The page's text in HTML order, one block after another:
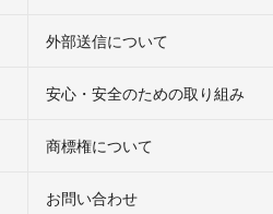
外部送信について
安心・安全のための取り組み
商標権について
お問い合わせ